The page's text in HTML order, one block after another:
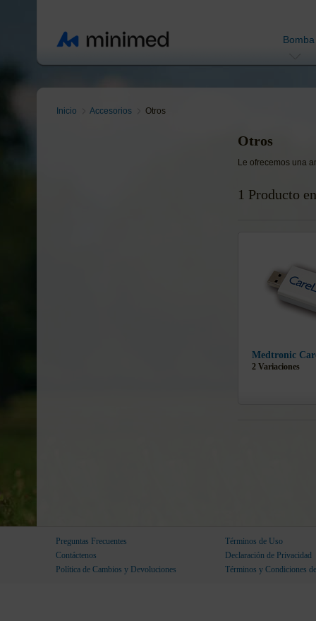
Bomba
Inicio Accesorios Otros
Otros
Le ofrecemos una
1 Producto
Medtronic
2 Variaciones
Preguntas Frecuentes
Contáctenos
Política de Cambios y Devoluciones
Términos de Uso
Declaración de Privacidad
Términos y Condiciones